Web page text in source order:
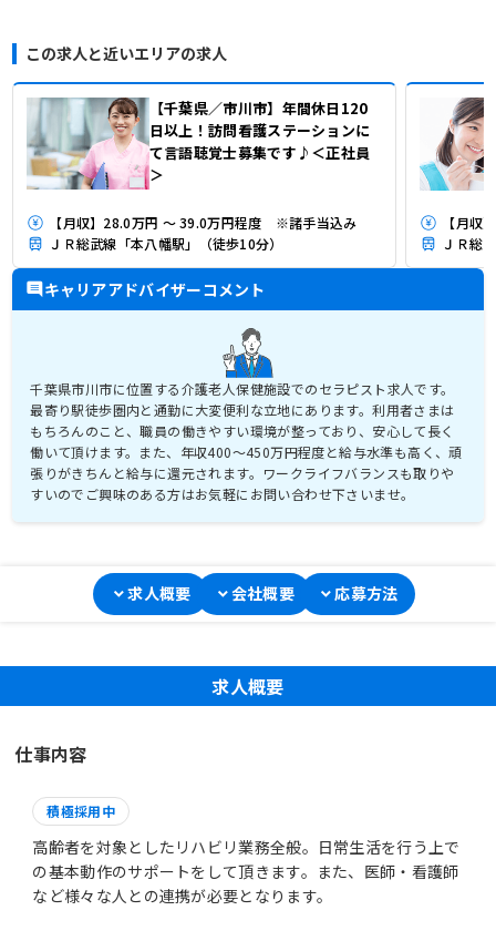
この求人と近いエリアの求人
【千葉県／市川市】年間休日120
日以上！訪問看護ステーションに
て言語聴覚士募集です♪＜正社員
＞
【月収】28.0万円 ～ 39.0万円程度 ※諸手当込み
ＪＲ総武線「本八幡駅」（徒歩10分）
【月
ＪＲ総
キャリアアドバイザーコメント
千葉県市川市に位置する介護老人保健施設でのセラピスト求人です。
最寄り駅徒歩圏内と通勤に大変便利な立地にあります。利用者さまは
もちろんのこと、職員の働きやすい環境が整っており、安心して長く
働いて頂けます。また、年収400～450万円程度と給与水準も高く、頑
張りがきちんと給与に還元されます。ワークライフバランスも取りや
すいのでご興味のある方はお気軽にお問い合わせ下さいませ。
求人概要 会社概要 応募方法
求人概要
仕事内容
積極採用中
高齢者を対象としたリハビリ業務全般。日常生活を行う上で
の基本動作のサポートをして頂きます。また、医師・看護師
など様々な人との連携が必要となります。